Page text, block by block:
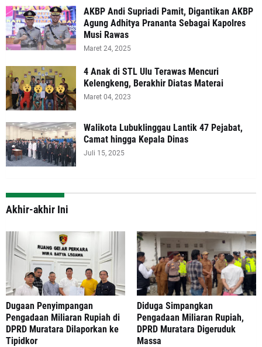
AKBP Andi Supriadi Pamit, Digantikan AKBP
Agung Adhitya Prananta Sebagai Kapolres
Musi Rawas
Maret 24, 2025
4 Anak di STL Ulu Terawas Mencuri
Kelengkeng, Berakhir Diatas Materai
Maret 04, 2023
Walikota Lubuklinggau Lantik 47 Pejabat,
Camat hingga Kepala Dinas
Juli 15, 2025
Akhir-akhir Ini
‎Dugaan Penyimpangan
Pengadaan Miliaran Rupiah di
DPRD Muratara Dilaporkan ke
Tipidkor
Diduga Simpangkan
Pengadaan Miliaran Rupiah,
DPRD Muratara Digeruduk
Massa